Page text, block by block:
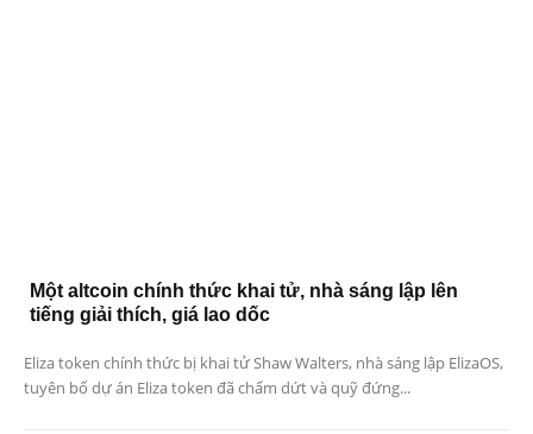
Một altcoin chính thức khai tử, nhà sáng lập lên
tiếng giải thích, giá lao dốc
Eliza token chính thức bị khai tử Shaw Walters, nhà sáng lập ElizaOS,
tuyên bố dự án Eliza token đã chấm dứt và quỹ đứng...